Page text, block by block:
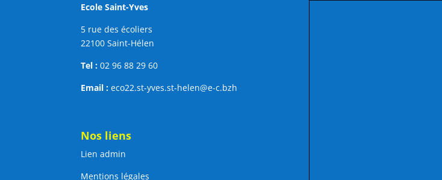
Ecole Saint-Yves
5 rue des écoliers
22100 Saint-Hélen
Tel : 02 96 88 29 60
Email : eco22.st-yves.st-helen@e-c.bzh
Nos liens
Lien admin
Mentions légales